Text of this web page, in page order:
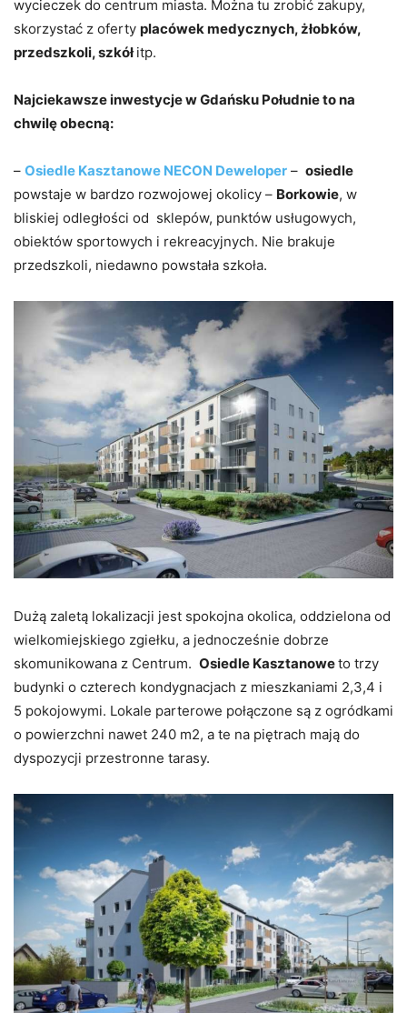
wycieczek do centrum miasta. Można tu zrobić zakupy,
skorzystać z oferty placówek medycznych, żłobków,
przedszkoli, szkółitp.
Najciekawsze inwestycje w Gdańsku Południe to na
chwilę obecną:
– Osiedle Kasztanowe NECON Deweloper – osiedle
powstaje w bardzo rozwojowej okolicy – Borkowie, w
bliskiej odległości od sklepów, punktów usługowych,
obiektów sportowych i rekreacyjnych. Nie brakuje
przedszkoli, niedawno powstała szkoła.
Dużą zaletą lokalizacji jest spokojna okolica, oddzielona od
wielkomiejskiego zgiełku, a jednocześnie dobrze
skomunikowana z Centrum. Osiedle Kasztanoweto trzy
budynki o czterech kondygnacjach z mieszkaniami 2,3,4 i
5 pokojowymi. Lokale parterowe połączone są z ogródkami
o powierzchni nawet 240 m2, a te na piętrach mają do
dyspozycji przestronne tarasy.